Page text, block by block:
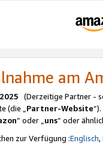
am
(Derzeitige Partner -
(die „Partner-Website
“ oder „uns“ oder
zur Verfügung :Englisch,